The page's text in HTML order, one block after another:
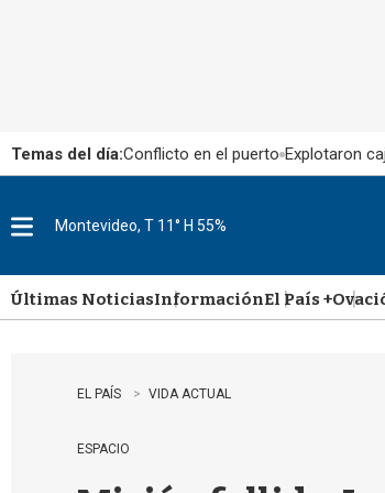
Temas del día:Conflicto en el puerto Explotaron
u
Montevideo, T 11° H 55%
Últimas NoticiasInformaciónEl País +
EL PAÍS VIDA ACTUAL
ESPACIO